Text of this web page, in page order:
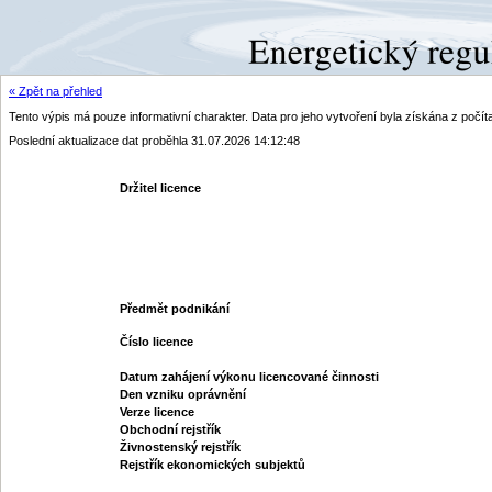
« Zpět na přehled
Tento výpis má pouze informativní charakter. Data pro jeho vytvoření byla získána z
Poslední aktualizace dat proběhla 31.07.2026 14:12:48
Držitel licence
Předmět podnikání
Číslo licence
Datum zahájení výkonu licencované činnosti
Den vzniku oprávnění
Verze licence
Obchodní rejstřík
Živnostenský rejstřík
Rejstřík ekonomických subjektů